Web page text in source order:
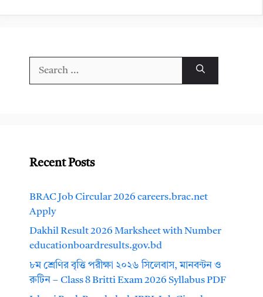
Recent Posts
BRAC Job Circular 2026 careers.brac.net
Apply
Dakhil Result 2026 Marksheet with Number
educationboardresults.gov.bd
৮ম শ্রেণির বৃত্তি পরীক্ষা ২০২৬ সিলেবাস, মানবন্টন ও
রুটিন – Class 8 Britti Exam 2026 Syllabus PDF